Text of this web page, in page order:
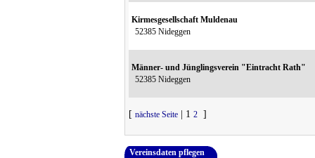
Kirmesgesellschaft Muldenau
52385 Nideggen
Männer- und Jünglingsverein "Eintracht Rath"
52385 Nideggen
[ nächste Seite | 1 2 ]
Vereinsdaten pflegen